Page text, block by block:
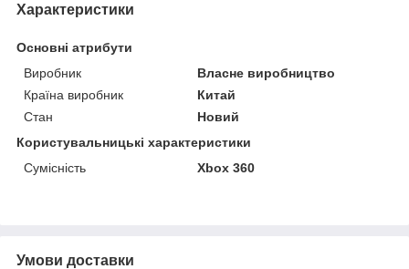
Характеристики
Основні атрибути
Виробник
Власне виробництво
Країна виробник
Китай
Стан
Новий
Користувальницькі характеристики
Сумісність
Xbox 360
Умови доставки